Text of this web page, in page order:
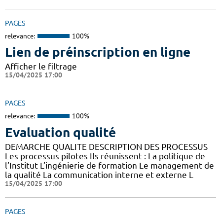
PAGES
relevance: 100%
Lien de préinscription en ligne
Afficher le filtrage
15/04/2025 17:00
PAGES
relevance: 100%
Evaluation qualité
DEMARCHE QUALITE DESCRIPTION DES PROCESSUS
Les processus pilotes Ils réunissent : La politique de
l’Institut L’ingénierie de formation Le management de
la qualité La communication interne et externe L
15/04/2025 17:00
PAGES